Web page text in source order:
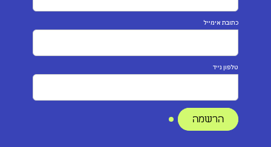
כתובת אימייל
טלפון נייד